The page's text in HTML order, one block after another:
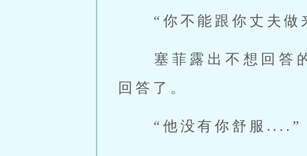
“你不能跟你丈夫做
塞菲露出不想回答
回答了。
“他没有你舒服....”